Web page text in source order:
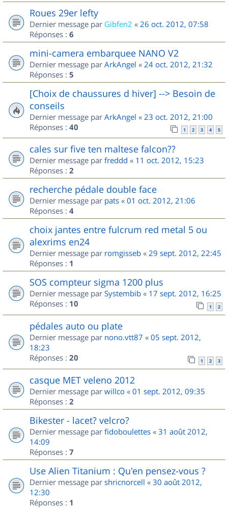
Roues 29er lefty
Dernier message par Gibfen2 « 26 oct. 2012, 07:58
Réponses : 6
mini-camera embarquee NANO V2
Dernier message par ArkAngel « 24 oct. 2012, 21:32
Réponses : 5
[Choix de chaussures d hiver] --> Besoin de
conseils
Dernier message par ArkAngel « 23 oct. 2012, 21:00
Réponses : 40 1 2 3 4 5
cales sur five ten maltese falcon??
Dernier message par freddd « 11 oct. 2012, 15:23
Réponses : 2
recherche pédale double face
Dernier message par pats « 01 oct. 2012, 21:06
Réponses : 4
choix jantes entre fulcrum red metal 5 ou
alexrims en24
Dernier message par romgisseb « 29 sept. 2012, 22:45
Réponses : 1
SOS compteur sigma 1200 plus
Dernier message par Systembib « 17 sept. 2012, 16:25
Réponses : 10 1 2
pédales auto ou plate
Dernier message par nono.vtt87 « 05 sept. 2012,
18:23
Réponses : 20 1 2 3
casque MET veleno 2012
Dernier message par willco « 01 sept. 2012, 09:35
Réponses : 2
Bikester - lacet? velcro?
Dernier message par fidoboulettes « 31 août 2012,
14:09
Réponses : 7
Use Alien Titanium : Qu'en pensez-vous ?
Dernier message par shricnorcell « 30 août 2012,
12:30
Réponses : 1